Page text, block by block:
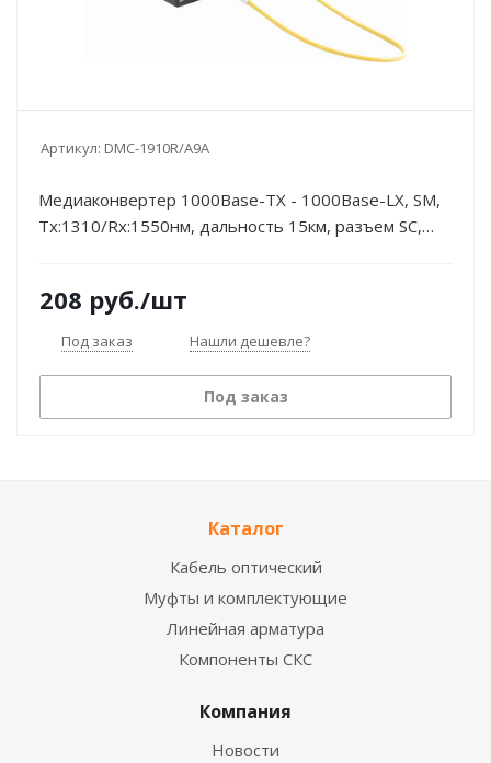
Артикул: DMC-1910R/A9A
Медиаконвертер 1000Base-TX - 1000Base-LX, SM,
Tx:1310/Rx:1550нм, дальность 15км, разъем SC,
208 руб./шт
Под заказ Нашли дешевле?
Под заказ
Каталог
Кабель оптический
Муфты и комплектующие
Линейная арматура
Компоненты СКС
Компания
Новости